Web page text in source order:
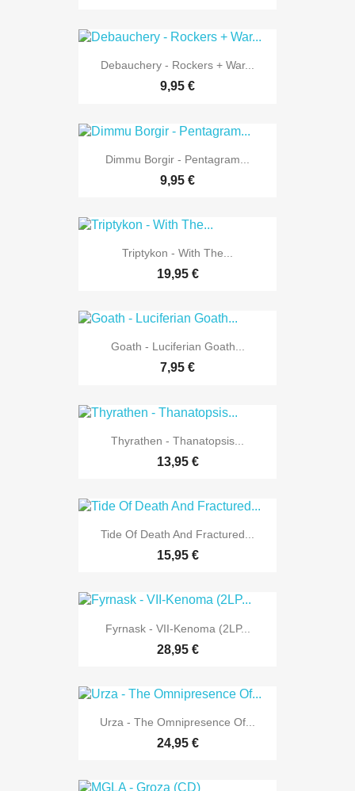
Debauchery - Rockers + War...
9,95 €
Dimmu Borgir - Pentagram...
9,95 €
Triptykon - With The...
19,95 €
Goath - Luciferian Goath...
7,95 €
Thyrathen - Thanatopsis...
13,95 €
Tide Of Death And Fractured...
15,95 €
Fyrnask - VII-Kenoma (2LP...
28,95 €
Urza - The Omnipresence Of...
24,95 €